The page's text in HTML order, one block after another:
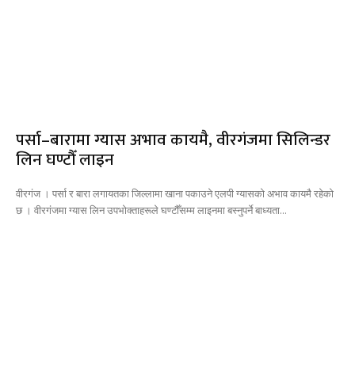
पर्सा–बारामा ग्यास अभाव कायमै, वीरगंजमा सिलिन्डर
लिन घण्टौँ लाइन
वीरगंज । पर्सा र बारा लगायतका जिल्लामा खाना पकाउने एलपी ग्यासको अभाव कायमै रहेको
छ । वीरगंजमा ग्यास लिन उपभोक्ताहरूले घण्टौँसम्म लाइनमा बस्नुपर्ने बाध्यता...